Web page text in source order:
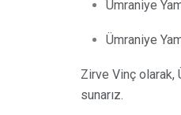
Ümraniye
Ümraniye
Zirve Vinç olarak,
sunarız.